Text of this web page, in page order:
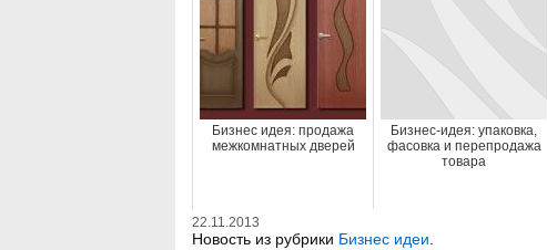
Бизнес идея: продажа
межкомнатных дверей
Бизнес-идея: упаковка,
фасовка и перепродажа
товара
22.11.2013
Новость из рубрики Бизнес идеи